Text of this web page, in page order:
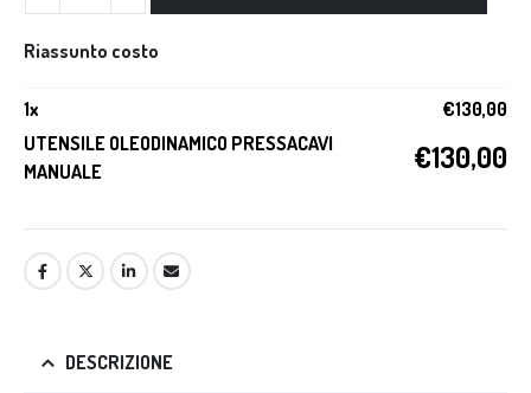
Riassunto costo
1x €130,00
UTENSILE OLEODINAMICO PRESSACAVI
MANUALE
€130,00
DESCRIZIONE